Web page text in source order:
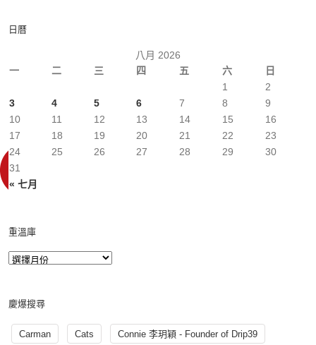
日曆
八月 2026
一
二 三 四 五 六 日
« 七月
1
2
3
4 5 6 7 8
9
10
11 12 13 14 15
16
17
18 19 20 21 22
23
24
25 26 27 28 29
30
31
重溫庫
慶爆搜尋
Carman Cats Connie 李玥穎 - Founder of Drip39